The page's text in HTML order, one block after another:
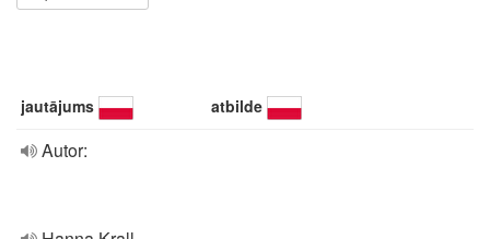
jautājums atbilde
Autor: